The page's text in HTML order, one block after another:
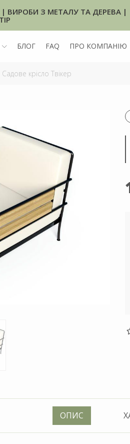
ВИРОБИ З МЕТАЛУ ТА ДЕРЕВА |
БЛОГ FAQ ПРО КОМПАНІЮ
Садове крісло Твікер
ОПИС